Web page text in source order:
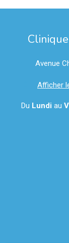
Avenue
Afficher
Du Lundi au